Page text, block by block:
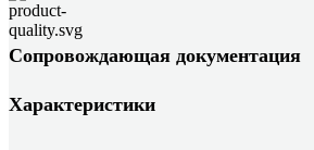
Сопровождающая документация
Характеристики